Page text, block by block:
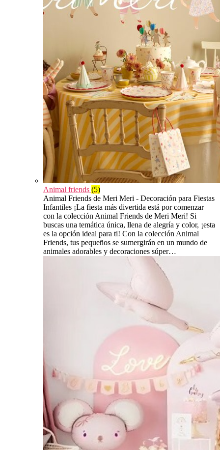
Animal friends (5)
Animal Friends de Meri Meri - Decoración para Fiestas
Infantiles ¡La fiesta más divertida está por comenzar
con la colección Animal Friends de Meri Meri! Si
buscas una temática única, llena de alegría y color, ¡esta
es la opción ideal para ti! Con la colección Animal
Friends, tus pequeños se sumergirán en un mundo de
animales adorables y decoraciones súper…